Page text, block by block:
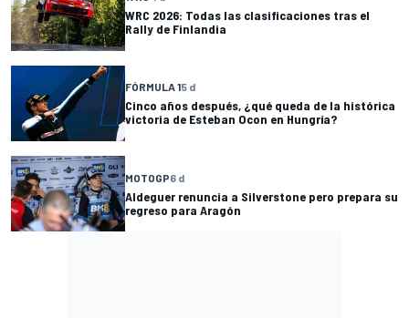
WRC 2026: Todas las clasificaciones tras el
Rally de Finlandia
FÓRMULA 15 d
Cinco años después, ¿qué queda de la histórica
victoria de Esteban Ocon en Hungría?
MOTOGP6 d
Aldeguer renuncia a Silverstone pero prepara su
regreso para Aragón